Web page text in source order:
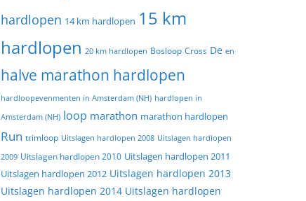
hardlopen 14 km hardlopen 15 km
hardlopen 20 km hardlopen Bosloop Cross De en
halve marathon hardlopen
hardloopevenmenten in Amsterdam (NH) hardlopen in
Amsterdam (NH) loop marathon marathon hardlopen
Run trimloop Uitslagen hardlopen 2008 Uitslagen hardlopen
2009 Uitslagen hardlopen 2010 Uitslagen hardlopen 2011
Uitslagen hardlopen 2012 Uitslagen hardlopen 2013
Uitslagen hardlopen 2014 Uitslagen hardlopen